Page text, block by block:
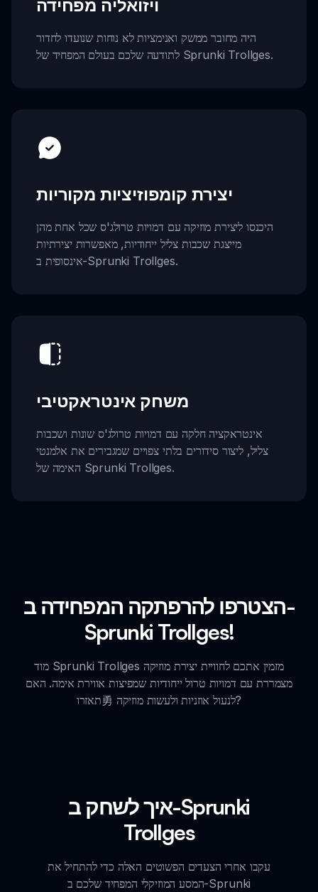
ויזואליה מפחידה
היה מחובר ממשק ואנימציות לא נוחות שנועדו לחדור
לתודעה שלכם בעולם המפחיד של Sprunki Trollges.
יצירת קומפוזיציות מקוריות
היכנסו ליצירת מוזיקה עם דמויות טרולג'ס שכל אחת מהן
מייצגת שכבות צליל ייחודיות, מאפשרות יצירתיות
אינסופית ב-Sprunki Trollges.
משחק אינטראקטיבי
אינטראקציה חלקה עם דמויות טרולג'ס שונות ושכבות
צליל, ליצור סידורים בלתי צפויים שמגבירים את אלמנטי
האימה של Sprunki Trollges.
הצטרפו להרפתקה המפחידה ב-
Sprunki Trollges!
מוד Sprunki Trollges מזמין אתכם לחוויית יצירת מוזיקה
מצמררת עם דמויות טרול ייחודיות שמפיצות אווירת אימה. האם
תאזרו勇 לנעול אוזניות ולעשות מוזיקה?
איך לשחק ב-Sprunki
Trollges
עקבו אחרי הצעדים הפשוטים האלה כדי להתחיל את
המסע המוזיקלי המפחיד שלכם ב-Sprunki